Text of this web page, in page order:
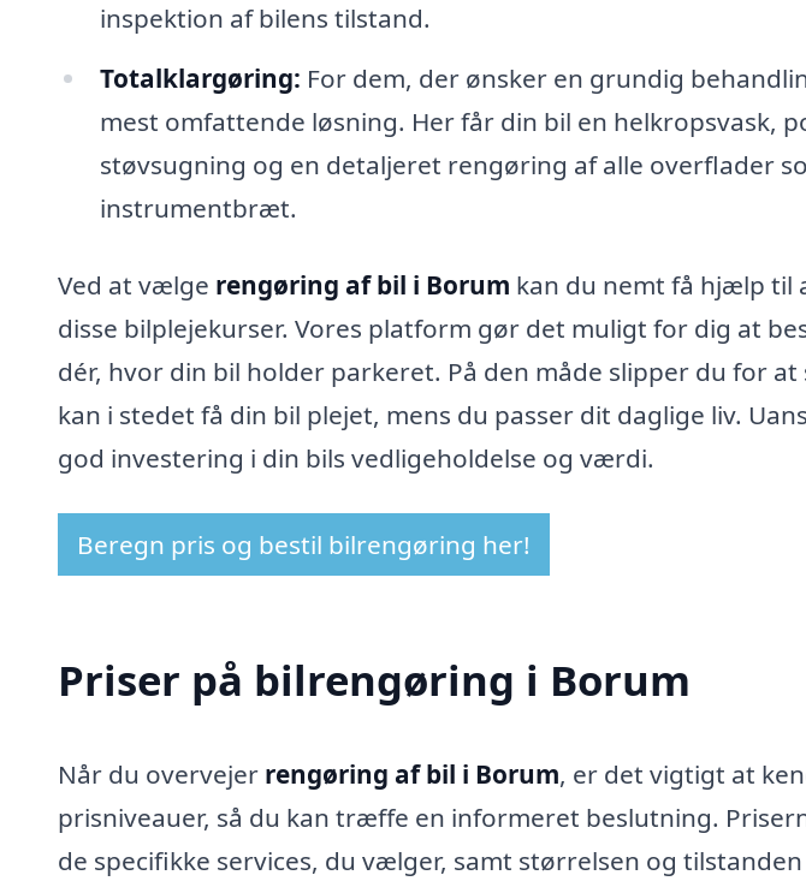
inspektion af bilens tilstand.
Totalklargøring: For dem, der ønsker en grundig
mest omfattende løsning. Her får din bil en helkropsvask,
støvsugning og en detaljeret rengøring af alle overflader
instrumentbræt.
Ved at vælge rengøring af bil i Borum kan du nemt få hjælp til
disse bilplejekurser. Vores platform gør det muligt for dig at
dér, hvor din bil holder parkeret. På den måde slipper du for
kan i stedet få din bil plejet, mens du passer dit daglige liv.
god investering i din bils vedligeholdelse og værdi.
Beregn pris og bestil bilrengøring her!
Priser på bilrengøring i Borum
Når du overvejer rengøring af bil i Borum, er det vigtigt at
prisniveauer, så du kan træffe en informeret beslutning.
de specifikke services, du vælger, samt størrelsen og